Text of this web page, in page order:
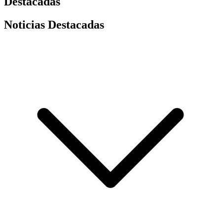
Noticias Destacadas